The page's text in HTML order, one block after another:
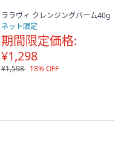
ララヴィ クレンジングバーム40g
ネット限定
期間限定価格:
¥1,298
¥1,598 18% OFF